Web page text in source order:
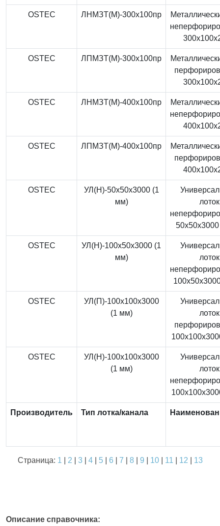
OSTEC ЛНМЗТ(М)-300x100пр
OSTEC ЛПМЗТ(М)-300x100пр
OSTEC ЛНМЗТ(М)-400x100пр
OSTEC ЛПМЗТ(М)-400x100пр
OSTEC
УЛ(Н)-50x50x3000 (1
мм)
лоток
OSTEC
УЛ(Н)-100x50x3000 (1
мм)
лоток
OSTEC
УЛ(П)-100x100x3000
(1 мм)
лоток
OSTEC
УЛ(Н)-100x100x3000
(1 мм)
лоток
Производитель Тип лотка/канала
Страница: 1 2 3| 4| 5| 6 7 8| 9 10| 11 12 13
Описание справочника: